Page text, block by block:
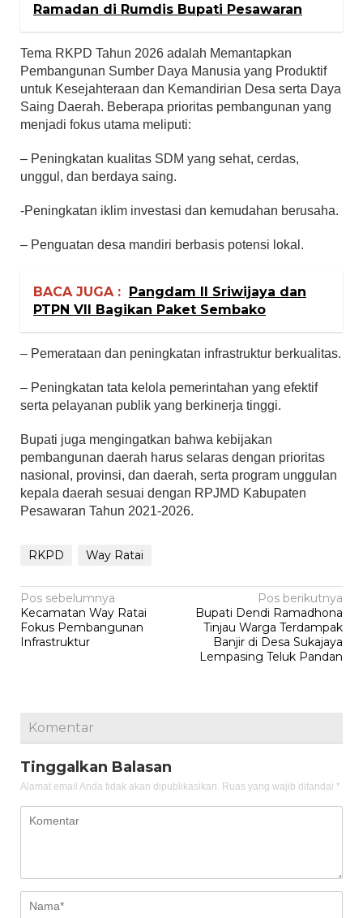
Ramadan di Rumdis Bupati Pesawaran
Tema RKPD Tahun 2026 adalah Memantapkan
Pembangunan Sumber Daya Manusia yang Produktif
untuk Kesejahteraan dan Kemandirian Desa serta Daya
Saing Daerah. Beberapa prioritas pembangunan yang
menjadi fokus utama meliputi:
– Peningkatan kualitas SDM yang sehat, cerdas,
unggul, dan berdaya saing.
-Peningkatan iklim investasi dan kemudahan berusaha.
– Penguatan desa mandiri berbasis potensi lokal.
BACA JUGA : Pangdam II Sriwijaya dan
PTPN VII Bagikan Paket Sembako
– Pemerataan dan peningkatan infrastruktur berkualitas.
– Peningkatan tata kelola pemerintahan yang efektif
serta pelayanan publik yang berkinerja tinggi.
Bupati juga mengingatkan bahwa kebijakan
pembangunan daerah harus selaras dengan prioritas
nasional, provinsi, dan daerah, serta program unggulan
kepala daerah sesuai dengan RPJMD Kabupaten
Pesawaran Tahun 2021-2026.
RKPD Way Ratai
Navigasi
pos
Pos sebelumnya
Kecamatan Way Ratai
Fokus Pembangunan
Infrastruktur
Pos berikutnya
Bupati Dendi Ramadhona
Tinjau Warga Terdampak
Banjir di Desa Sukajaya
Lempasing Teluk Pandan
Komentar
Tinggalkan Balasan
Alamat email Anda tidak akan dipublikasikan. Ruas yang wajib ditandai *